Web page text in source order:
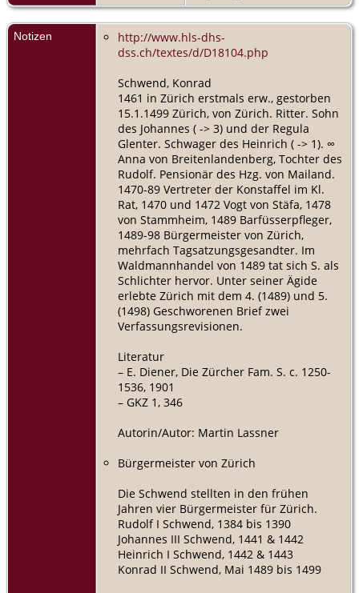
Notizen
http://www.hls-dhs-
dss.ch/textes/d/D18104.php
Schwend, Konrad
1461 in Zürich erstmals erw., gestorben
15.1.1499 Zürich, von Zürich. Ritter. Sohn
des Johannes ( -> 3) und der Regula
Glenter. Schwager des Heinrich ( -> 1). ∞
Anna von Breitenlandenberg, Tochter des
Rudolf. Pensionär des Hzg. von Mailand.
1470-89 Vertreter der Konstaffel im Kl.
Rat, 1470 und 1472 Vogt von Stäfa, 1478
von Stammheim, 1489 Barfüsserpfleger,
1489-98 Bürgermeister von Zürich,
mehrfach Tagsatzungsgesandter. Im
Waldmannhandel von 1489 tat sich S. als
Schlichter hervor. Unter seiner Ägide
erlebte Zürich mit dem 4. (1489) und 5.
(1498) Geschworenen Brief zwei
Verfassungsrevisionen.
Literatur
– E. Diener, Die Zürcher Fam. S. c. 1250-
1536, 1901
– GKZ 1, 346
Autorin/Autor: Martin Lassner
Bürgermeister von Zürich
Die Schwend stellten in den frühen
Jahren vier Bürgermeister für Zürich.
Rudolf I Schwend, 1384 bis 1390
Johannes III Schwend, 1441 & 1442
Heinrich I Schwend, 1442 & 1443
Konrad II Schwend, Mai 1489 bis 1499